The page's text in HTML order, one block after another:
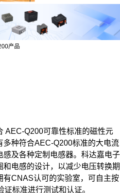
产品
AEC-Q200可靠性标准的磁性元
种符合AEC-Q200标准的大电流
感及各种定制电感器。科达嘉电子
电感的设计，以减少电压转换期
有CNAS认可的实验室，可自主按
标准进行测试和认证。